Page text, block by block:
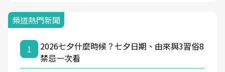
頻道熱門新聞
1
2026七夕什麼時候？七夕日期、由來與3習俗8
禁忌一次看